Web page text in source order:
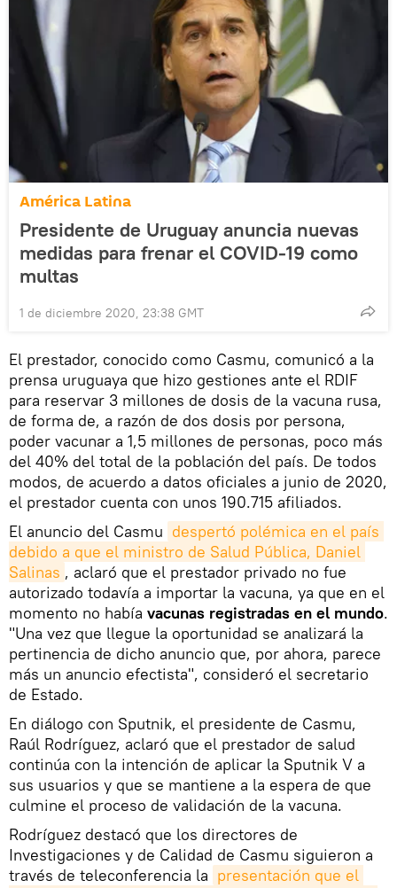
América Latina
Presidente de Uruguay anuncia nuevas
medidas para frenar el COVID-19 como
multas
1 de diciembre 2020, 23:38 GMT
El prestador, conocido como Casmu, comunicó a la
prensa uruguaya que hizo gestiones ante el RDIF
para reservar 3 millones de dosis de la vacuna rusa,
de forma de, a razón de dos dosis por persona,
poder vacunar a 1,5 millones de personas, poco más
del 40% del total de la población del país. De todos
modos, de acuerdo a datos oficiales a junio de 2020,
el prestador cuenta con unos 190.715 afiliados.
El anuncio del Casmu despertó polémica en el país
debido a que el ministro de Salud Pública, Daniel
Salinas , aclaró que el prestador privado no fue
autorizado todavía a importar la vacuna, ya que en el
momento no había vacunas registradas en el mundo.
"Una vez que llegue la oportunidad se analizará la
pertinencia de dicho anuncio que, por ahora, parece
más un anuncio efectista", consideró el secretario
de Estado.
En diálogo con Sputnik, el presidente de Casmu,
Raúl Rodríguez, aclaró que el prestador de salud
continúa con la intención de aplicar la Sputnik V a
sus usuarios y que se mantiene a la espera de que
culmine el proceso de validación de la vacuna.
Rodríguez destacó que los directores de
Investigaciones y de Calidad de Casmu siguieron a
través de teleconferencia la presentación que el